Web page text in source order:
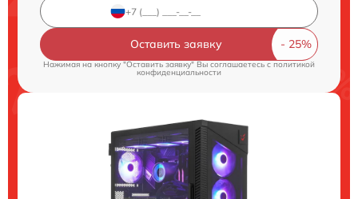
Оставить заявку
Нажимая на кнопку "Оставить заявку" Вы соглашаетесь cполитикой
конфиденциальности